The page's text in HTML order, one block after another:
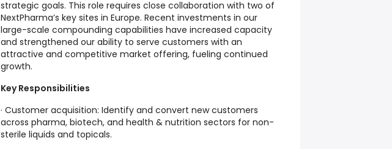
strategic goals. This role requires close collaboration with two of
NextPharma’s key sites in Europe. Recent investments in our
large-scale compounding capabilities have increased capacity
and strengthened our ability to serve customers with an
attractive and competitive market offering, fueling continued
growth.
Key Responsibilities
· Customer acquisition: Identify and convert new customers
across pharma, biotech, and health & nutrition sectors for non-
sterile liquids and topicals.